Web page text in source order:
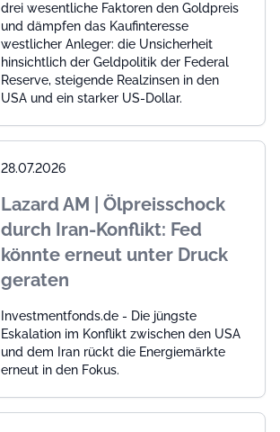
drei wesentliche Faktoren den Goldpreis
und dämpfen das Kaufinteresse
westlicher Anleger: die Unsicherheit
hinsichtlich der Geldpolitik der Federal
Reserve, steigende Realzinsen in den
USA und ein starker US-Dollar.
28.07.2026
Lazard AM | Ölpreisschock
durch Iran-Konflikt: Fed
könnte erneut unter Druck
geraten
Investmentfonds.de - Die jüngste
Eskalation im Konflikt zwischen den USA
und dem Iran rückt die Energiemärkte
erneut in den Fokus.